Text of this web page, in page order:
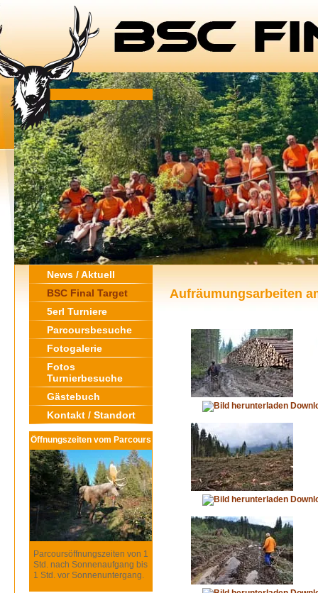
News / Aktuell
BSC Final Target
5erl Turniere
Parcoursbesuche
Fotogalerie
Fotos
Turnierbesuche
Gästebuch
Kontakt / Standort
Öffnungszeiten vom Parcours
Parcoursöffnungszeiten von 1
Std. nach Sonnenaufgang bis
1 Std. vor Sonnenuntergang.
Aufräumungsarbeiten